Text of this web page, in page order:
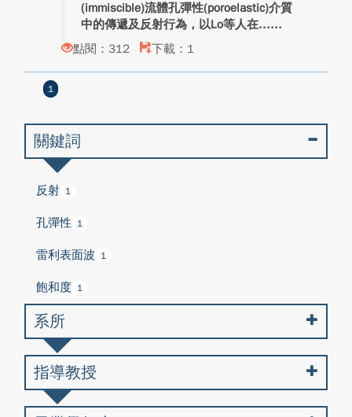
(immiscible)流體孔彈性(poroelastic)介質
中的傳遞及反射行為，以Lo等人在...
點閱：312
下載：1
1
關鍵詞
反射 1
孔彈性 1
雷利表面波 1
飽和度 1
系所
指導教授